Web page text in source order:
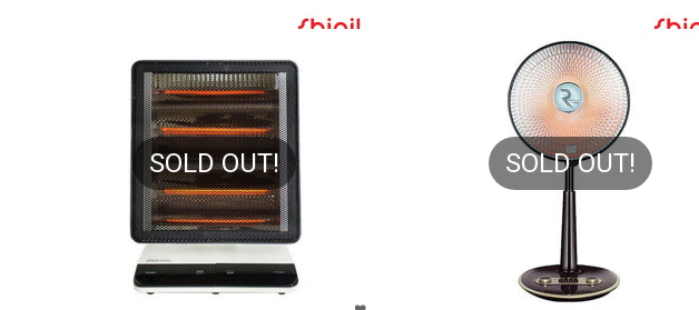
SOLD OUT! SOLD OUT!